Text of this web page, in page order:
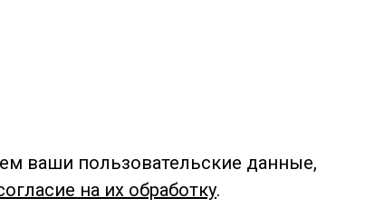
ваши пользовательские данные,
на их обработку.